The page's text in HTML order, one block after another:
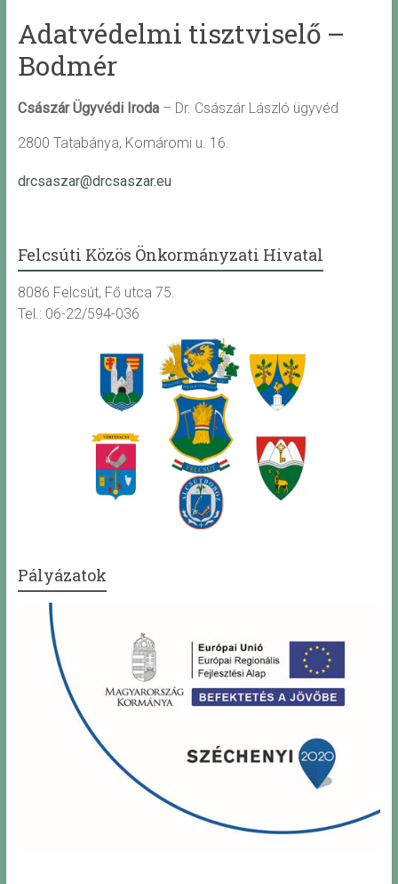
Adatvédelmi tisztviselő –
Bodmér
Császár Ügyvédi Iroda– Dr. Császár László ügyvéd
2800 Tatabánya, Komáromi u. 16.
drcsaszar@drcsaszar.eu
Felcsúti Közös Önkormányzati Hivatal
8086 Felcsút, Fő utca 75.
Tel.: 06-22/594-036
Pályázatok